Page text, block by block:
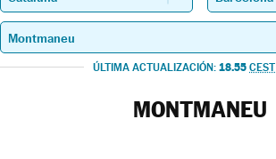
ÚLTIMA ACTUALIZACIÓN: 18.55 CEST
MONTMANEU